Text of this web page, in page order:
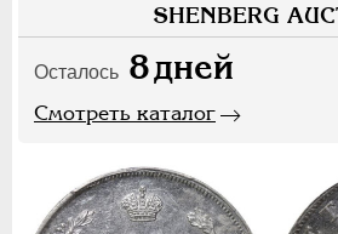
SHENBERG
Осталось 8дней
Смотреть каталог